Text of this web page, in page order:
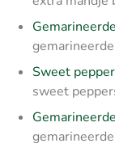
Sweet
sweet